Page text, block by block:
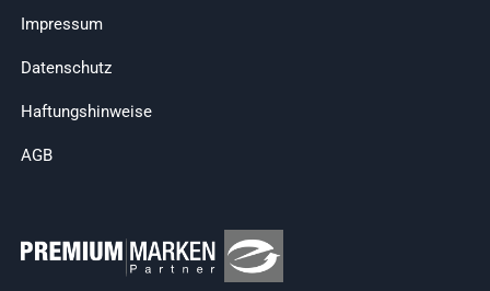
Impressum
Datenschutz
Haftungshinweise
AGB